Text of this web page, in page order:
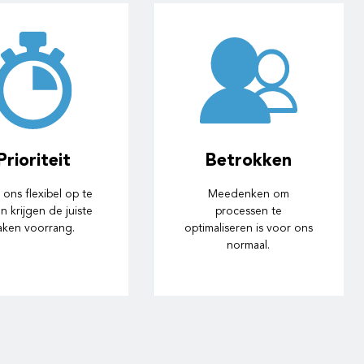
Prioriteit
ons flexibel op te
krijgen de juiste
voorrang.
Betrokken
Meedenken om
processen te
optimaliseren is voor ons
normaal.
Betrokken
Door korte bedrijfslijnen
betrokken bij uw bedrijf.
is ons hierbij
niet onbekend.